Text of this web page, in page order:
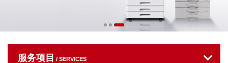
服务项目 / SERVICES